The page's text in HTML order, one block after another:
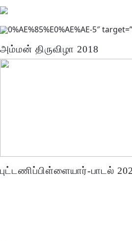
0%AE%85%E0%AE%AE-5″
அம்மன் திருவிழா 2018
புட்டணிப்பிள்ளையார்-பாடல்